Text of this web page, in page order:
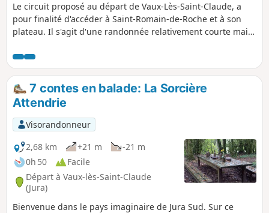
Le circuit proposé au départ de Vaux-Lès-Saint-Claude, a
pour finalité d'accéder à Saint-Romain-de-Roche et à son
plateau. Il s'agit d'une randonnée relativement courte mais
De ce fait, elle a été classifiée comme difficile ; le parcours
situé au niveau du plateau est plutôt aisé.
7 contes en balade: La Sorcière
Attendrie
Visorandonneur
2,68 km
+21 m
-21 m
0h 50
Facile
Départ à Vaux-lès-Saint-Claude
(Jura)
Bienvenue dans le pays imaginaire de Jura Sud. Sur ce